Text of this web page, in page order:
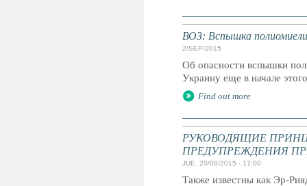
ВОЗ: Вспышка
2/SEP/2015
Об опасности вспышки
Украину еще в начале
Find out more
РУКОВОДЯЩИЕ
ПРЕДУПРЕЖДЕНИЯ
JUE, 20/08/2015 - 17:00
Также известны как Эр-